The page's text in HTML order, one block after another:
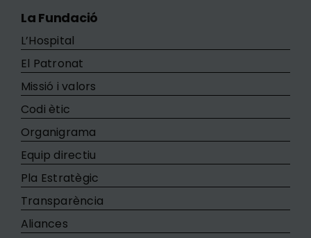
La Fundació
L’Hospital
El Patronat
Missió i valors
Codi ètic
Organigrama
Equip directiu
Pla Estratègic
Transparència
Aliances